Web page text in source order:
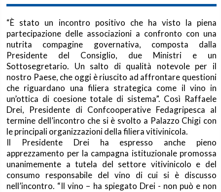
“È stato un incontro positivo che ha visto la piena
partecipazione delle associazioni a confronto con una
nutrita compagine governativa, composta dalla
Presidente del Consiglio, due Ministri e un
Sottosegretario. Un salto di qualità notevole per il
nostro Paese, che oggi è riuscito ad affrontare questioni
che riguardano una filiera strategica come il vino in
un’ottica di coesione totale di sistema”. Così Raffaele
Drei, Presidente di Confcooperative Fedagripesca al
termine dell’incontro che si è svolto a Palazzo Chigi con
le principali organizzazioni della filiera vitivinicola.
Il Presidente Drei ha espresso anche pieno
apprezzamento per la campagna istituzionale promossa
unanimemente a tutela del settore vitivinicolo e del
consumo responsabile del vino di cui si è discusso
nell’incontro. “Il vino – ha spiegato Drei - non può e non